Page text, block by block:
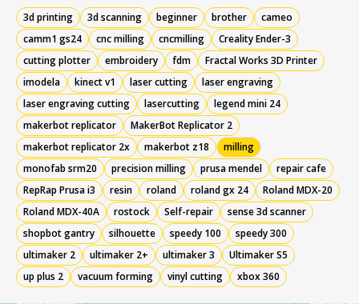
3d printing 3d scanning beginner brother
cameo
camm1 gs24
cnc milling cncmilling
Creality Ender-3
cutting plotter
embroidery fdm
Fractal Works 3D Printer
imodela
kinect v1 laser cutting
laser engraving
laser engraving cutting
lasercutting
legend mini 24
makerbot replicator
MakerBot Replicator 2
makerbot replicator 2x
makerbot z18
milling
monofab srm20
precision milling prusa mendel
repair cafe
RepRap Prusa i3
resin roland roland gx 24
Roland MDX-20
Roland MDX-40A
rostock Self-repair
sense 3d scanner
shopbot gantry
silhouette speedy 100
speedy 300
ultimaker 2
ultimaker 2+ ultimaker 3
Ultimaker S5
up plus 2
vacuum forming vinyl cutting xbox 360